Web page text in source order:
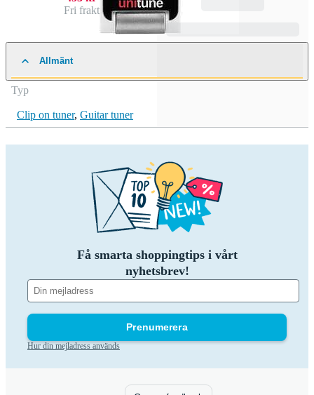
Fri frakt
Allmänt
Typ
Clip on tuner, Guitar tuner
Få smarta shoppingtips i vårt
nyhetsbrev!
Prenumerera
Hur din mejladress används